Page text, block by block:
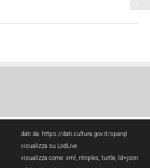
dati da: https://dati.cultura.gov.it/sparql
visualizza su LodLive
visualizza come: xml , ntriples, turtle, ld+json